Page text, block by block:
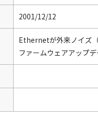
2001/12/12
Ethernetが外来ノイズ
ファームウェアアップ